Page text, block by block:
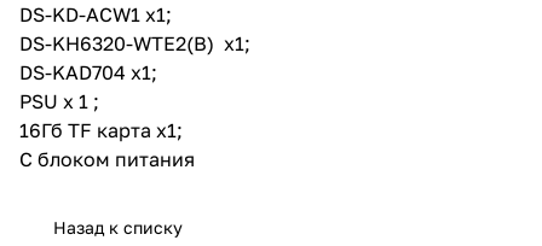
DS-KD-ACW1 x1;
DS-KH6320-WTE2(B) x1;
DS-KAD704 x1;
PSU x 1 ;
16Гб TF карта x1;
С блоком питания
Назад к списку